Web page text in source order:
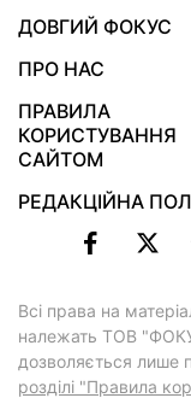
ДОВГИЙ ФОКУС
ПРО НАС
ПРАВИЛА
КОРИСТУВАННЯ
САЙТОМ
РЕДАКЦІЙНА
Всі права на
належать ТОВ
дозволяється лише
розділі "Правила